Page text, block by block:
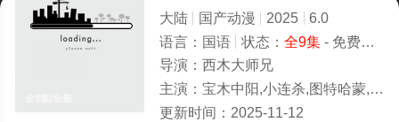
大陆 国产动漫 2025
6.0
语言： 国语 状态： 全9集- 免费在线观看
导演： 西木大师兄
主演： 宝木中阳,小连杀,图特哈蒙,李铫
更新时间： 2025-11-12